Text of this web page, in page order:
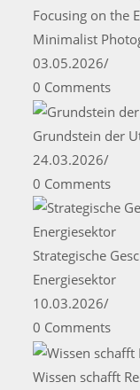
Focusing on the
Minimalist
03.05.2026/
0 Comments
Grundstein der
24.03.2026/
0 Comments
Strategische
Energiesektor
10.03.2026/
0 Comments
Wissen schafft